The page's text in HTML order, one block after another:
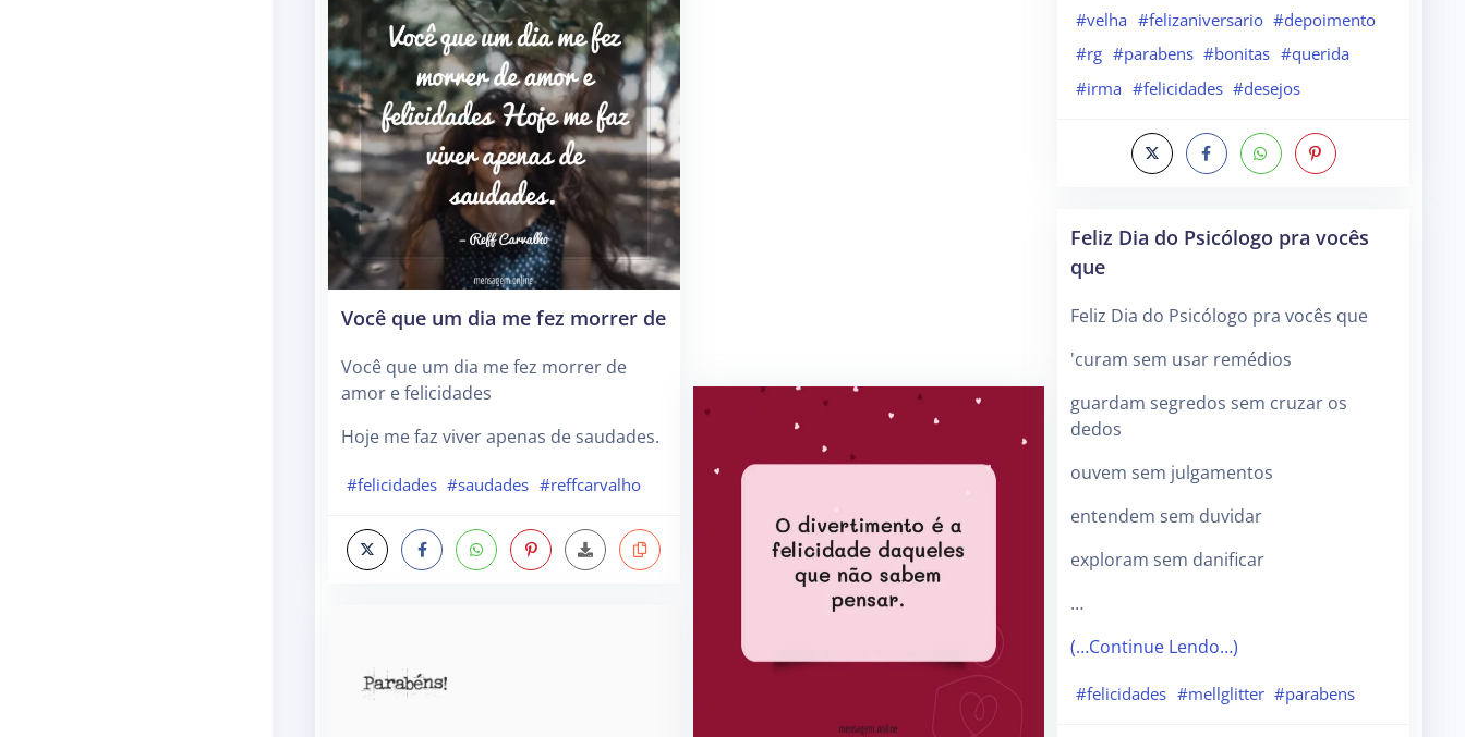
Você que um dia me fez morrer de
Você que um dia me fez morrer de
amor e felicidades
Hoje me faz viver apenas de saudades.
#felicidades #saudades #reffcarvalho
#velha #felizaniversario #depoimento
#rg #parabens #bonitas #querida
#irma #felicidades #desejos
Feliz Dia do Psicólogo pra vocês
que
Feliz Dia do Psicólogo pra vocês que
'curam sem usar remédios
guardam segredos sem cruzar os
dedos
ouvem sem julgamentos
entendem sem duvidar
exploram sem danificar
…
(…Continue Lendo…)
#felicidades #mellglitter #parabens